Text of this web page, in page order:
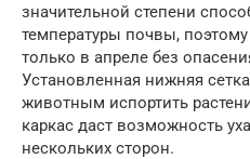
значительной степени
температуры почвы,
только в апреле без
Установленная нижняя
животным испортить
каркас даст возможность
нескольких сторон.